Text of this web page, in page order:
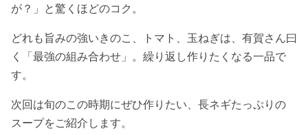
が？」と驚くほどのコク。
どれも旨みの強いきのこ、トマト、玉ねぎは、有賀さん曰
く「最強の組み合わせ」。繰り返し作りたくなる一品で
す。
次回は旬のこの時期にぜひ作りたい、長ネギたっぷりの
スープをご紹介します。